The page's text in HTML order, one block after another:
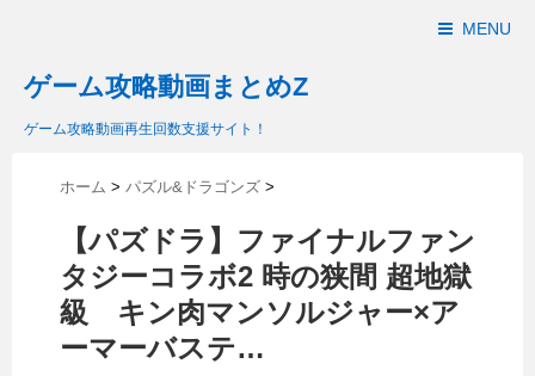
MENU
ゲーム攻略動画まとめZ
ゲーム攻略動画再生回数支援サイト！
ホーム > パズル&ドラゴンズ >
【パズドラ】ファイナルファン
タジーコラボ2 時の狭間 超地獄
級 キン肉マンソルジャー×ア
ーマーバステ…